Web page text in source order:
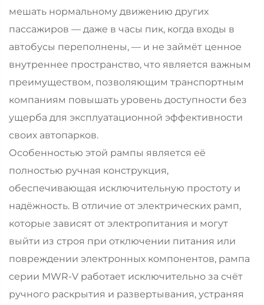
мешать нормальному движению других
пассажиров — даже в часы пик, когда входы в
автобусы переполнены, — и не займёт ценное
внутреннее пространство, что является важным
преимуществом, позволяющим транспортным
компаниям повышать уровень доступности без
ущерба для эксплуатационной эффективности
своих автопарков.
Особенностью этой рампы является её
полностью ручная конструкция,
обеспечивающая исключительную простоту и
надёжность. В отличие от электрических рамп,
которые зависят от электропитания и могут
выйти из строя при отключении питания или
повреждении электронных компонентов, рампа
серии MWR-V работает исключительно за счёт
ручного раскрытия и развертывания, устраняя